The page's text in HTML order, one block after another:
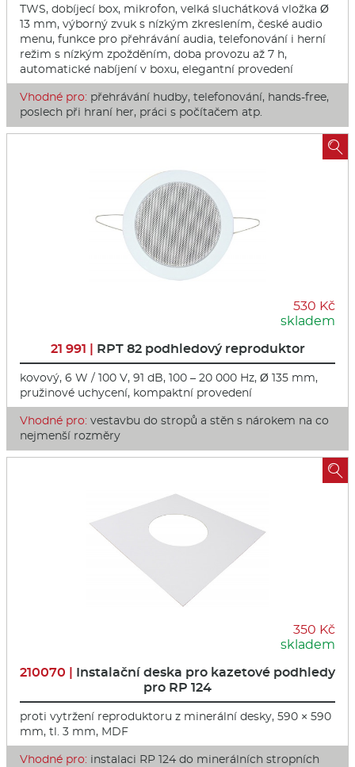
TWS, dobíjecí box, mikrofon, velká sluchátková vložka Ø
13 mm, výborný zvuk s nízkým zkreslením, české audio
menu, funkce pro přehrávání audia, telefonování i herní
režim s nízkým zpožděním, doba provozu až 7 h,
automatické nabíjení v boxu, elegantní provedení
Vhodné pro: přehrávání hudby, telefonování, hands-free,
poslech při hraní her, práci s počítačem atp.
530 Kč
skladem
21 991 | RPT 82 podhledový reproduktor
kovový, 6 W / 100 V, 91 dB, 100 – 20 000 Hz, Ø 135 mm,
pružinové uchycení, kompaktní provedení
Vhodné pro: vestavbu do stropů a stěn s nárokem na co
nejmenší rozměry

350 Kč
skladem
210070 | Instalační deska pro kazetové podhledy
pro RP 124
proti vytržení reproduktoru z minerální desky, 590 × 590
mm, tl. 3 mm, MDF
Vhodné pro: instalaci RP 124 do minerálních stropních
